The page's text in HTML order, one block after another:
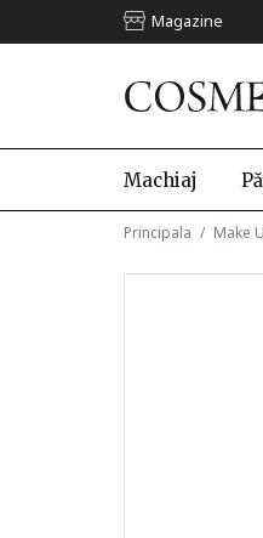
Magazine
Machiaj
Principala / Make